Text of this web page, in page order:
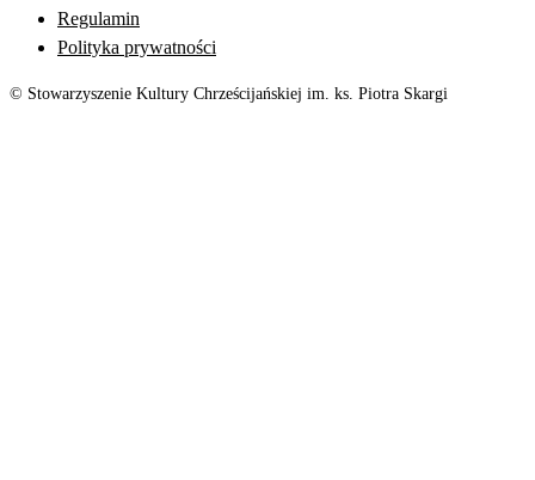
Regulamin
Polityka prywatności
© Stowarzyszenie Kultury Chrześcijańskiej im. ks. Piotra Skargi